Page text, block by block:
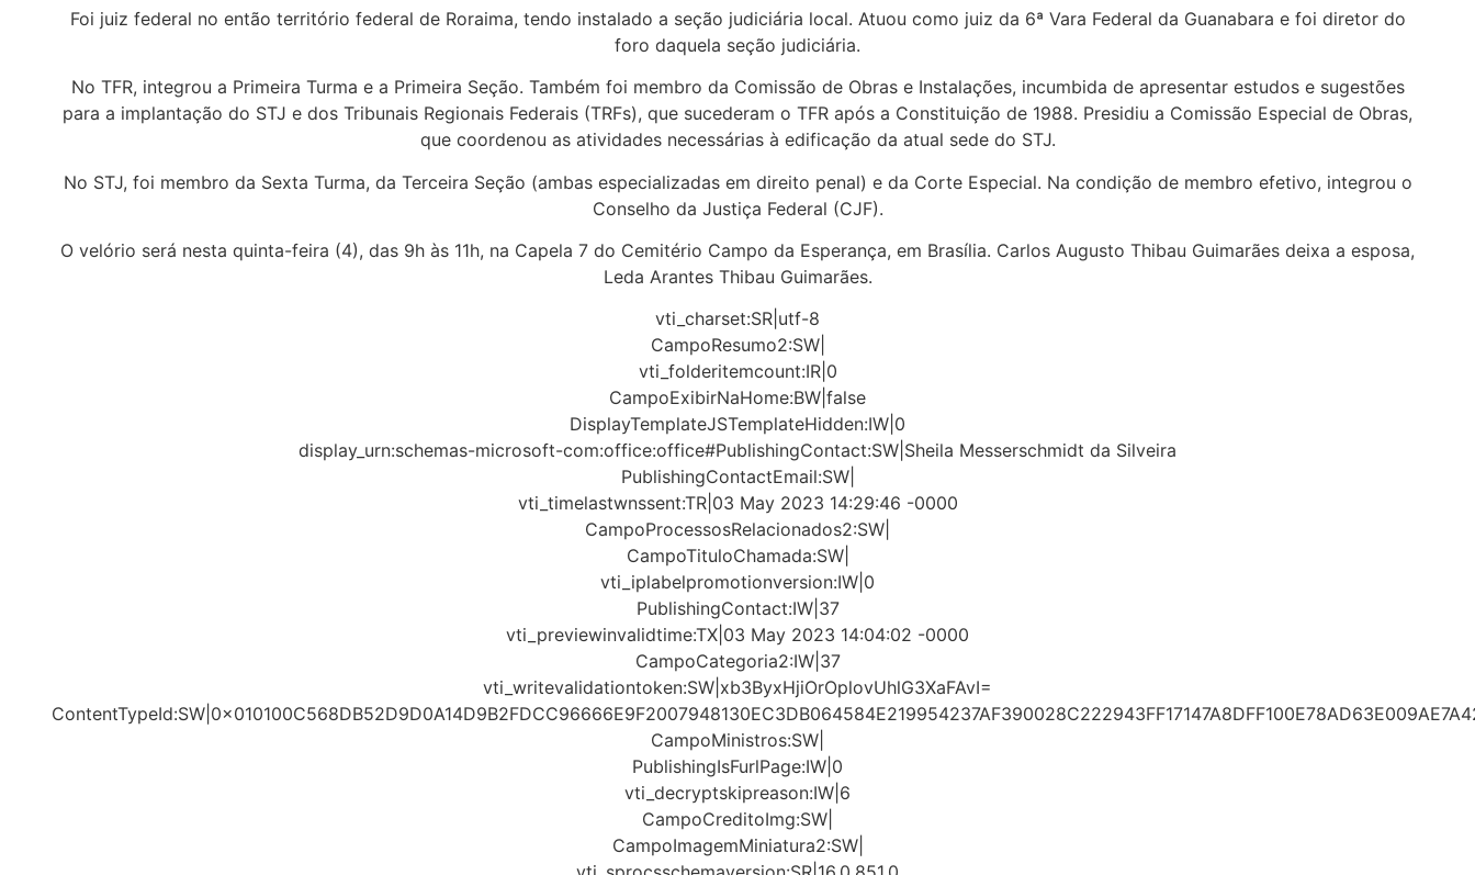
Foi juiz federal no então território federal de Roraima, tendo instalado a seção judiciária local. Atuou como juiz da 6ª Vara Federal da Guanabara e foi diretor do
foro daquela seção judiciária.
No TFR, integrou a Primeira Turma e a Primeira Seção. Também foi membro da Comissão de Obras e Instalações, incumbida de apresentar estudos e sugestões
para a implantação do STJ e dos Tribunais Regionais Federais (TRFs), que sucederam o TFR após a Constituição de 1988. Presidiu a Comissão Especial de Obras,
que coordenou as atividades necessárias à edificação da atual sede do STJ.
No STJ, foi membro da Sexta Turma, da Terceira Seção (ambas especializadas em direito penal) e da Corte Especial. Na condição de membro efetivo, integrou o
Conselho da Justiça Federal (CJF).
O velório será nesta quinta-feira (4), das 9h às 11h, na Capela 7 do Cemitério Campo da Esperança, em Brasília. Carlos Augusto Thibau Guimarães deixa a esposa,
Leda Arantes Thibau Guimarães.
vti_charset:SR|utf-8
CampoResumo2:SW|
vti_folderitemcount:IR|0
CampoExibirNaHome:BW|false
DisplayTemplateJSTemplateHidden:IW|0
display_urn:schemas-microsoft-com:office:office#PublishingContact:SW|Sheila Messerschmidt da Silveira
PublishingContactEmail:SW|
vti_timelastwnssent:TR|03 May 2023 14:29:46 -0000
CampoProcessosRelacionados2:SW|
CampoTituloChamada:SW|
vti_iplabelpromotionversion:IW|0
PublishingContact:IW|37
vti_previewinvalidtime:TX|03 May 2023 14:04:02 -0000
CampoCategoria2:IW|37
vti_writevalidationtoken:SW|xb3ByxHjiOrOplovUhlG3XaFAvI=
CampoMinistros:SW|
PublishingIsFurlPage:IW|0
vti_decryptskipreason:IW|6
CampoCreditoImg:SW|
CampoImagemMiniatura2:SW|